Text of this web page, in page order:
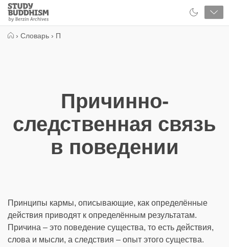
Close
Study
Buddhism
› Словарь › П
Причинно-
следственная связь
в поведении
Принципы кармы, описывающие, как определённые
действия приводят к определённым результатам.
Причина – это поведение существа, то есть действия,
слова и мысли, а следствия – опыт этого существа.